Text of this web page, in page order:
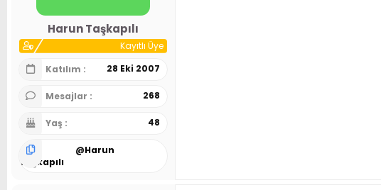
Harun Taşkapılı
Kayıtlı Üye
Katılım
28 Eki 2007
Mesajlar 268
Yaş 48
@Harun
Taşkapılı